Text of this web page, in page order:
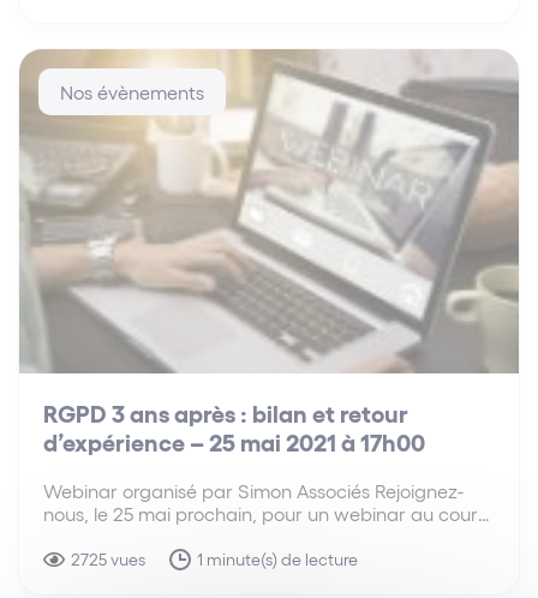
Nos évènements
RGPD 3 ans après : bilan et retour
d’expérience – 25 mai 2021 à 17h00
Webinar organisé par Simon Associés Rejoignez-
nous, le 25 mai prochain, pour un webinar au cours
ces trois dernières années et de vous partager nos
2725 vues 1 minute(s) de lecture